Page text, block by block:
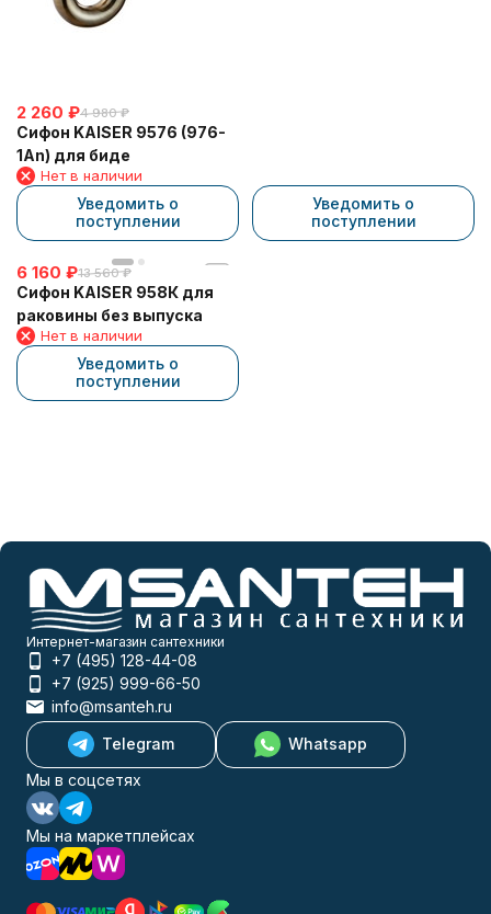
2 260 ₽4 980 ₽
Сифон KAISER 9576 (976-
1An) для биде
Нет в наличии
Уведомить о
поступлении
Уведомить о
поступлении
6 160 ₽13 560 ₽
Сифон KAISER 958К для
раковины без выпуска
Нет в наличии
Уведомить о
поступлении
Интернет-магазин сантехники
+7 (495) 128-44-08
+7 (925) 999-66-50
info@msanteh.ru
Telegram
Whatsapp
Мы в соцсетях
Мы на маркетплейсах